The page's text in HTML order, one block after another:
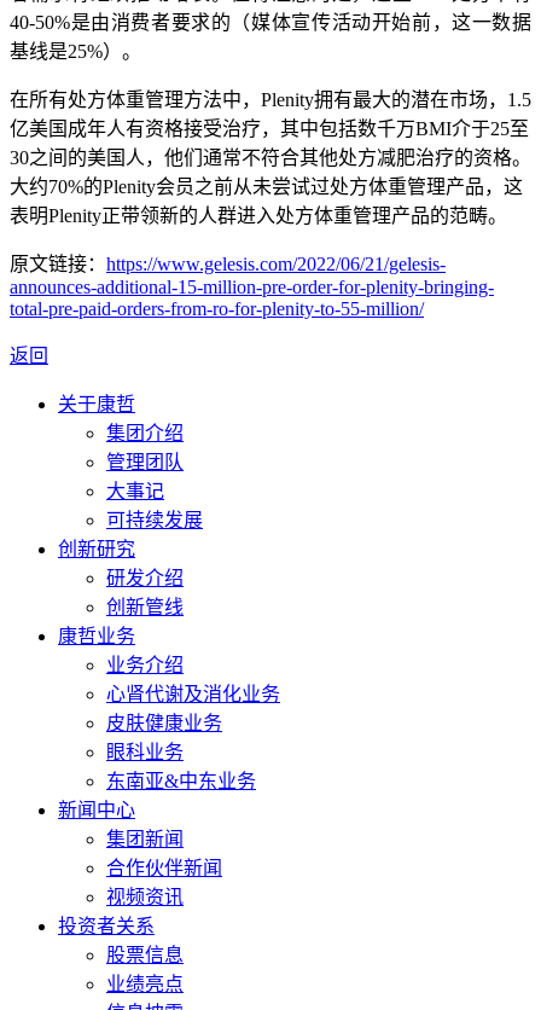
40-50%是由消费者要求的（媒体宣传活动开始前，这一数据
基线是25%）。
在所有处方体重管理方法中， Plenity拥有最大的潜在市场， 1.5
亿美国成年人有资格接受治疗，其中包括数千万BMI介于25至
30之间的美国人，他们通常不符合其他处方减肥治疗的资格。
大约70%的Plenity会员之前从未尝试过处方体重管理产品，这
表明Plenity正带领新的人群进入处方体重管理产品的范畴。
原文链接： https://www.gelesis.com/2022/06/21/gelesis-
announces-additional-15-million-pre-order-for-plenity-bringing-
total-pre-paid-orders-from-ro-for-plenity-to-55-million/
返回
关于康哲
集团介绍
管理团队
大事记
可持续发展
创新研究
研发介绍
创新管线
康哲业务
业务介绍
心肾代谢及消化业务
皮肤健康业务
眼科业务
东南亚&中东业务
新闻中心
集团新闻
合作伙伴新闻
视频资讯
投资者关系
股票信息
业绩亮点